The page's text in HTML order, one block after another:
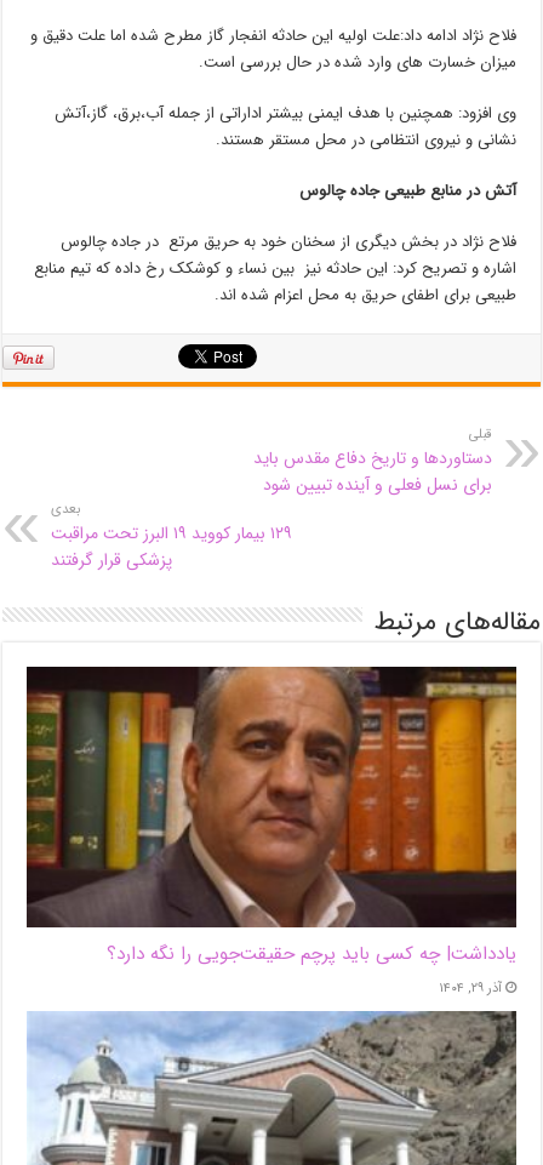
فلاح نژاد ادامه داد:علت اولیه این حادثه انفجار گاز مطرح شده اما علت دقیق و
میزان خسارت های وارد شده در حال بررسی است.
وی افزود: همچنین با هدف ایمنی بیشتر اداراتی از جمله آب،برق، گاز،آتش
نشانی و نیروی انتظامی در محل مستقر هستند.
آتش در منابع طبیعی جاده چالوس
فلاح نژاد در بخش دیگری از سخنان خود به حریق مرتع در جاده چالوس
اشاره و تصریح کرد: این حادثه نیز بین نساء و کوشکک رخ داده که تیم منابع
طبیعی برای اطفای حریق به محل اعزام شده اند.
قبلی
دستاوردها و تاریخ دفاع مقدس باید
برای نسل فعلی و آینده تبیین شود
بعدی
۱۲۹ بیمار کووید ۱۹ البرز تحت مراقبت
پزشکی قرار گرفتند
مقاله‌های مرتبط
یادداشت| ‌چه کسی باید پرچم حقیقت‌جویی را نگه دارد؟
آذر ۲۹, ۱۴۰۴